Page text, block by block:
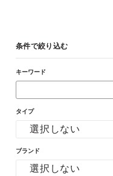
条件で絞り込む
キーワード
タイプ
ブランド